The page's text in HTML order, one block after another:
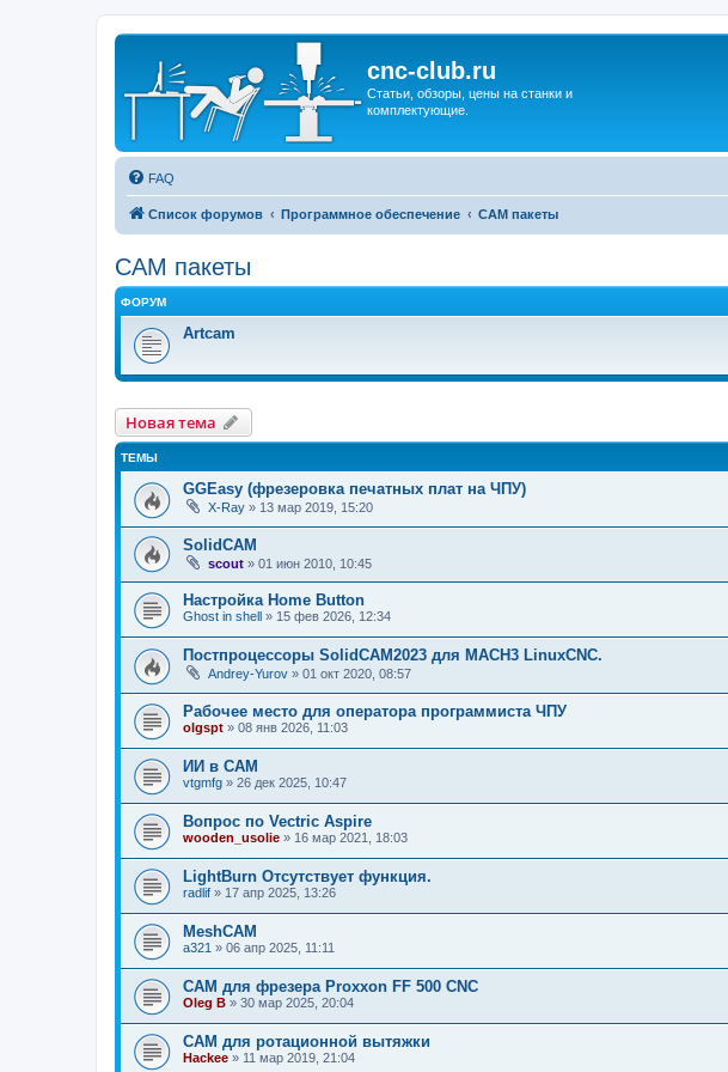
cnc-club.ru
Статьи, обзоры, цены на станки и
комплектующие.
FAQ
Список форумов Программное обеспечение CAM пакеты
CAM пакеты
ФОРУМ
Artcam
Новая тема
ТЕМЫ
GGEasy (фрезеровка печатных плат на ЧПУ)
X-Ray » 13 мар 2019, 15:20
SolidCAM
scout » 01 июн 2010, 10:45
Настройка Home Button
Ghost in shell » 15 фев 2026, 12:34
Постпроцессоры SolidCAM2023 для MACH3 LinuxCNC.
Andrey-Yurov » 01 окт 2020, 08:57
Рабочее место для оператора программиста ЧПУ
olgspt » 08 янв 2026, 11:03
ИИ в САМ
vtgmfg » 26 дек 2025, 10:47
Вопрос по Vectric Aspire
wooden_usolie » 16 мар 2021, 18:03
LightBurn Отсутствует функция.
radlif » 17 апр 2025, 13:26
MeshCAM
a321 » 06 апр 2025, 11:11
CAM для фрезера Proxxon FF 500 CNC
Oleg B » 30 мар 2025, 20:04
CAM для ротационной вытяжки
Hackee » 11 мар 2019, 21:04